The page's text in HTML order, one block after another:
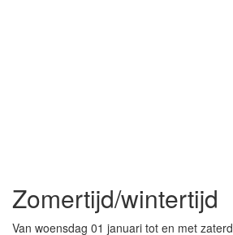
Zomertijd/wintertijd
Van woensdag 01 januari tot en met